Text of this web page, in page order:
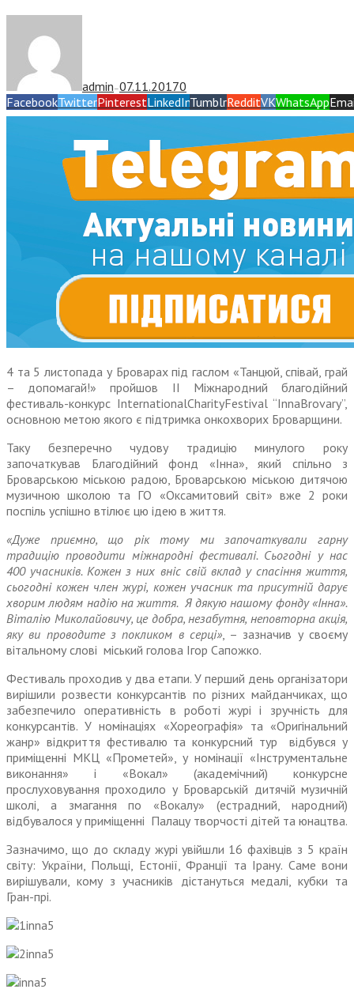
admin —07.11.20170
FacebookTwitterPinterestLinkedInTumblrRedditVKWhatsApp
4 та 5 листопада у Броварах під гаслом «Танцюй, співай, грай
– допомагай!» пройшов ІІ Міжнародний благодійний
фестиваль-конкурс InternationalCharityFestival “InnaBrovary”,
основною метою якого є підтримка онкохворих Броварщини.
Таку безперечно чудову традицію минулого року
започаткував Благодійний фонд «Інна», який спільно з
Броварською міською радою, Броварською міською дитячою
музичною школою та ГО «Оксамитовий світ» вже 2 роки
поспіль успішно втілює цю ідею в життя.
«Дуже приємно, що рік тому ми започаткували гарну
традицію проводити міжнародні фестивалі. Сьогодні у нас
400 учасників. Кожен з них вніс свій вклад у спасіння життя,
сьогодні кожен член журі, кожен учасник та присутній дарує
хворим людям надію на життя. Я дякую нашому фонду «Інна».
Віталію Миколайовичу, це добра, незабутня, неповторна акція,
яку ви проводите з покликом в серці», – зазначив у своєму
вітальному слові міський голова Ігор Сапожко.
Фестиваль проходив у два етапи. У перший день організатори
вирішили розвести конкурсантів по різних майданчиках, що
забезпечило оперативність в роботі журі і зручність для
конкурсантів. У номінаціях «Хореографія» та «Оригінальний
жанр» відкриття фестивалю та конкурсний тур відбувся у
приміщенні МКЦ «Прометей», у номінації «Інструментальне
виконання» і «Вокал» (академічний) конкурсне
прослуховування проходило у Броварській дитячій музичній
школі, а змагання по «Вокалу» (естрадний, народний)
відбувалося у приміщенні Палацу творчості дітей та юнацтва.
Зазначимо, що до складу журі увійшли 16 фахівців з 5 країн
світу: України, Польщі, Естонії, Франції та Ірану. Саме вони
вирішували, кому з учасників дістануться медалі, кубки та
Гран-прі.